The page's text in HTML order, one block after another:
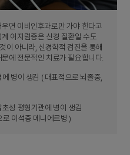
면 이비인후과로만 가야 한다고
어지럼증은 신경 질환일 수도
이 아니라, 신경학적 검진을 통해
에 전문적인 치료가 필요합니다.
에 병이 생김 ( 대표적으로 뇌졸중,
초성 평형기관에 병이 생김
로 이석증 메니에르병 )